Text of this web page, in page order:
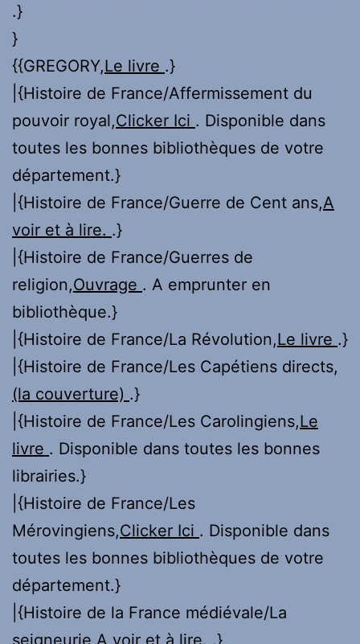
.}
}
{{GREGORY,Le livre .}
|{Histoire de France/Affermissement du
pouvoir royal,Clicker Ici . Disponible dans
toutes les bonnes bibliothèques de votre
département.}
|{Histoire de France/Guerre de Cent ans,A
voir et à lire. .}
|{Histoire de France/Guerres de
religion,Ouvrage . A emprunter en
bibliothèque.}
|{Histoire de France/La Révolution,Le livre .}
|{Histoire de France/Les Capétiens directs,
(la couverture) .}
|{Histoire de France/Les Carolingiens,Le
livre . Disponible dans toutes les bonnes
librairies.}
|{Histoire de France/Les
Mérovingiens,Clicker Ici . Disponible dans
toutes les bonnes bibliothèques de votre
département.}
|{Histoire de la France médiévale/La
seigneurie, A voir et à lire. .}